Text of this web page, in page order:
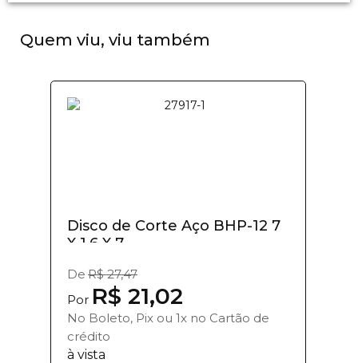
Quem viu, viu também
Disco de Corte Aço BHP-12 7
X 1.6 X 7...
De R$ 27,47
Por R$ 21,02
No Boleto, Pix ou 1x no Cartão de
crédito
à vista